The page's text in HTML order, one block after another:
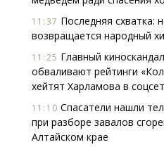
11:37 Последняя схватка:
возвращается народный
11:25 Главный
обваливают рейтинги
хейтят Харламова в
11:10 Спасатели нашли
при разборе завалов
Алтайском крае